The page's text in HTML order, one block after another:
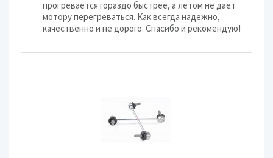
прогревается гораздо быстрее, а летом не дает
мотору перегреваться. Как всегда надежно,
качественно и не дорого. Спасибо и рекомендую!